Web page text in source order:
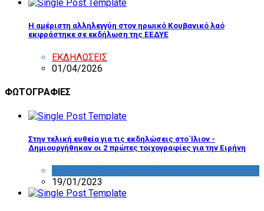
Η αμέριστη αλληλεγγύη στον ηρωικό Κουβανικό λαό
εκφράστηκε σε εκδήλωση της ΕΕΔΥΕ
ΕΚΔΗΛΩΣΕΙΣ
01/04/2026
ΦΩΤΟΓΡΑΦΙΕΣ
Στην τελική ευθεία για τις εκδηλώσεις στο Ίλιον -
Δημιουργήθηκαν οι 2 πρώτες τοιχογραφίες για την Ειρήνη
19/01/2023